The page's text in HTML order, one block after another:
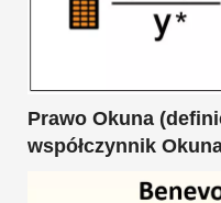
Prawo Okuna
współczynnik